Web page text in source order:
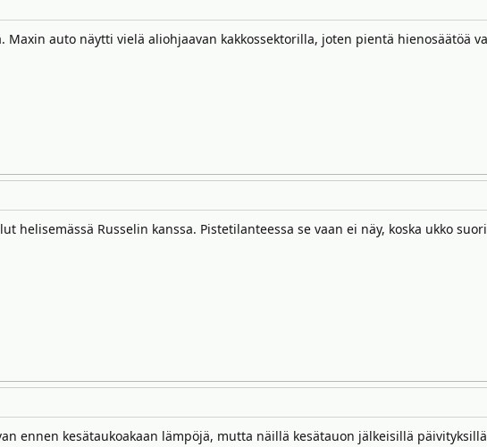
Maxin auto näytti vielä aliohjaavan kakkossektorilla, joten pientä hienosäätöä
helisemässä Russelin kanssa. Pistetilanteessa se vaan ei näy, koska ukko
ennen kesätaukoakaan lämpöjä, mutta näillä kesätauon jälkeisillä